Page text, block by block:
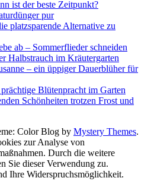
ist der beste Zeitpunkt?
pur
platzsparende Alternative zu
ab – Sommerflieder schneiden
Halbstrauch im Kräutergarten
– ein üppiger Dauerblüher für
Blütenpracht im Garten
Schönheiten trotzen Frost und
Color Blog by Mystery Themes.
zur Analyse von
Durch die weitere
Sie dieser Verwendung zu.
Ihre Widerspruchsmöglichkeit.